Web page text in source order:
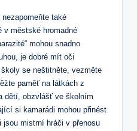
také
v městské hromadné
mohou snadno
je dobré mít oči
se neštitněte, vezměte
paměť na látkách z
dětí, obzvlášť ve školním
si kamarádi mohou přinést
jsou mistrní hráči v přenosu